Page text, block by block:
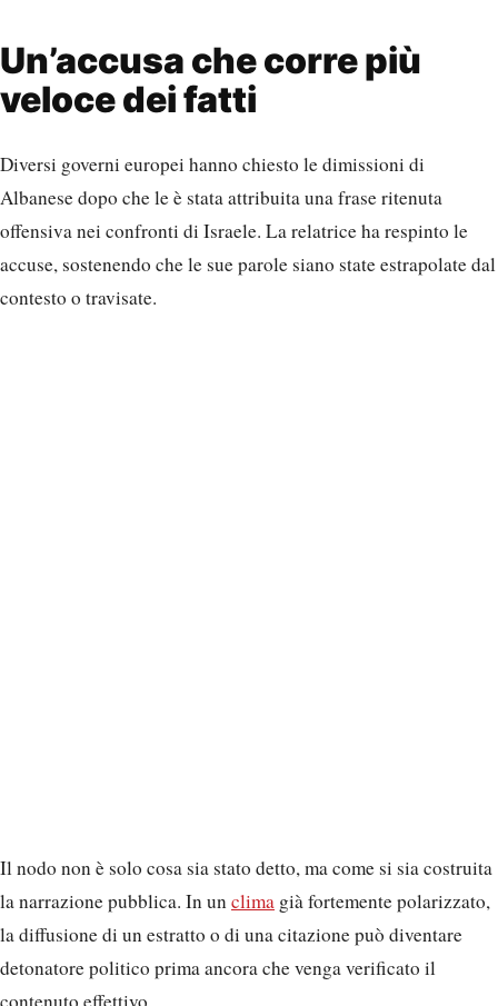
Un’accusa che corre più
veloce dei fatti
Diversi governi europei hanno chiesto le dimissioni di
Albanese dopo che le è stata attribuita una frase ritenuta
offensiva nei confronti di Israele. La relatrice ha respinto le
accuse, sostenendo che le sue parole siano state estrapolate dal
contesto o travisate.
Il nodo non è solo cosa sia stato detto, ma come si sia costruita
la narrazione pubblica. In unclima già fortemente polarizzato,
la diffusione di un estratto o di una citazione può diventare
detonatore politico prima ancora che venga verificato il